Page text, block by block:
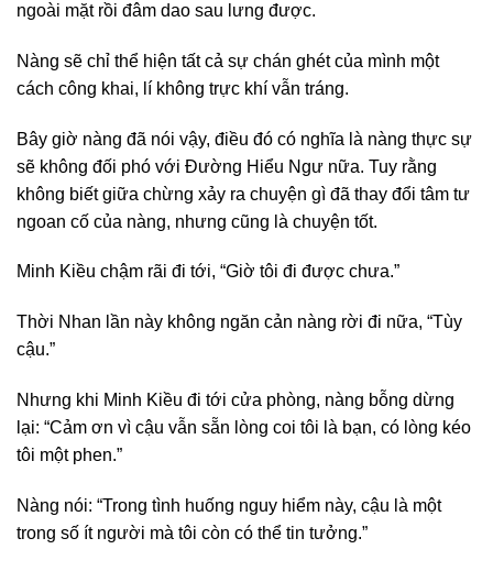
ngoài mặt rồi đâm dao sau lưng được.
Nàng sẽ chỉ thể hiện tất cả sự chán ghét của mình một
cách công khai, lí không trực khí vẫn tráng.
Bây giờ nàng đã nói vậy, điều đó có nghĩa là nàng thực sự
sẽ không đối phó với Đường Hiểu Ngư nữa. Tuy rằng
không biết giữa chừng xảy ra chuyện gì đã thay đổi tâm tư
ngoan cố của nàng, nhưng cũng là chuyện tốt.
Minh Kiều chậm rãi đi tới, “Giờ tôi đi được chưa.”
Thời Nhan lần này không ngăn cản nàng rời đi nữa, “Tùy
cậu.”
Nhưng khi Minh Kiều đi tới cửa phòng, nàng bỗng dừng
lại: “Cảm ơn vì cậu vẫn sẵn lòng coi tôi là bạn, có lòng kéo
tôi một phen.”
Nàng nói: “Trong tình huống nguy hiểm này, cậu là một
trong số ít người mà tôi còn có thể tin tưởng.”